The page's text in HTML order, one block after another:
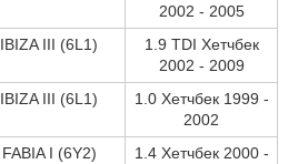
2002 - 2005
IBIZA III (6L1)
1.9 TDI Хетчбек
2002 - 2009
IBIZA III (6L1)
1.0 Хетчбек 1999 -
2002
FABIA I (6Y2)
1.4 Хетчбек 2000 -